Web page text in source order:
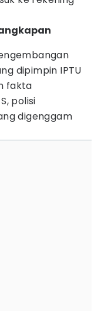
dipimpin IPTU
fakta
polisi
digenggam